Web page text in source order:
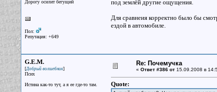
Дорогу осилит бегущий
Пол:
Репутация: +649
под землёй другие ощущения.
Для сравнеия корректно было бы
ездой в автомобиле.
G.E.M.
[Добрый волшебник]
Псих
Истина как-то тут, а я ее где-то там.
Re: Почемучка
« Ответ #386 от15.09.2008 в
Quote: